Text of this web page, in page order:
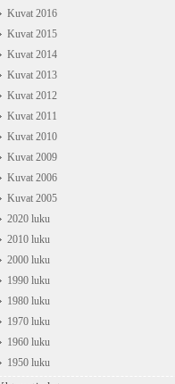
Kuvat 2016
Kuvat 2015
Kuvat 2014
Kuvat 2013
Kuvat 2012
Kuvat 2011
Kuvat 2010
Kuvat 2009
Kuvat 2006
Kuvat 2005
2020 luku
2010 luku
2000 luku
1990 luku
1980 luku
1970 luku
1960 luku
1950 luku